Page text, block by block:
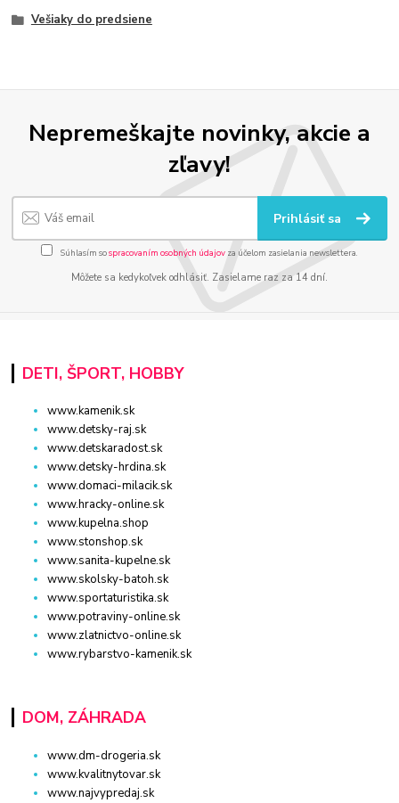
Vešiaky do predsiene
Nepremeškajte novinky, akcie a
zľavy!
Prihlásiť sa
Súhlasím sospracovaním osobných údajov za účelom zasielania newslettera.
Môžete sa kedykoľvek odhlásiť. Zasielame raz za 14 dní.
DETI, ŠPORT, HOBBY
www.kamenik.sk
www.detsky-raj.sk
www.detskaradost.sk
www.detsky-hrdina.sk
www.domaci-milacik.sk
www.hracky-online.sk
www.kupelna.shop
www.stonshop.sk
www.sanita-kupelne.sk
www.skolsky-batoh.sk
www.sportaturistika.sk
www.potraviny-online.sk
www.zlatnictvo-online.sk
www.rybarstvo-kamenik.sk
DOM, ZÁHRADA
www.dm-drogeria.sk
www.kvalitnytovar.sk
www.najvypredaj.sk